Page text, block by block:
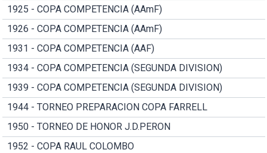
1925 - COPA COMPETENCIA (AAmF)
1926 - COPA COMPETENCIA (AAmF)
1931 - COPA COMPETENCIA (AAF)
1934 - COPA COMPETENCIA (SEGUNDA DIVISION)
1939 - COPA COMPETENCIA (SEGUNDA DIVISION)
1944 - TORNEO PREPARACION COPA FARRELL
1950 - TORNEO DE HONOR J.D.PERON
1952 - COPA RAUL COLOMBO